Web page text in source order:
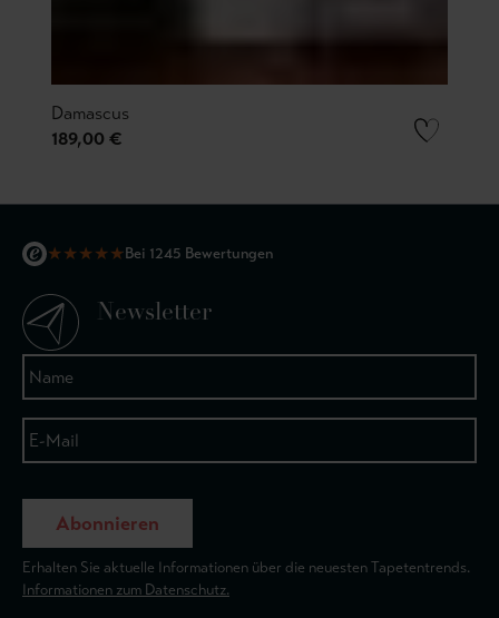
Damascus
189,00 €
★★★★★Bei 1245 Bewertungen
Newsletter
Abonnieren
Erhalten Sie aktuelle Informationen über die neuesten Tapetentrends.
Informationen zum Datenschutz.